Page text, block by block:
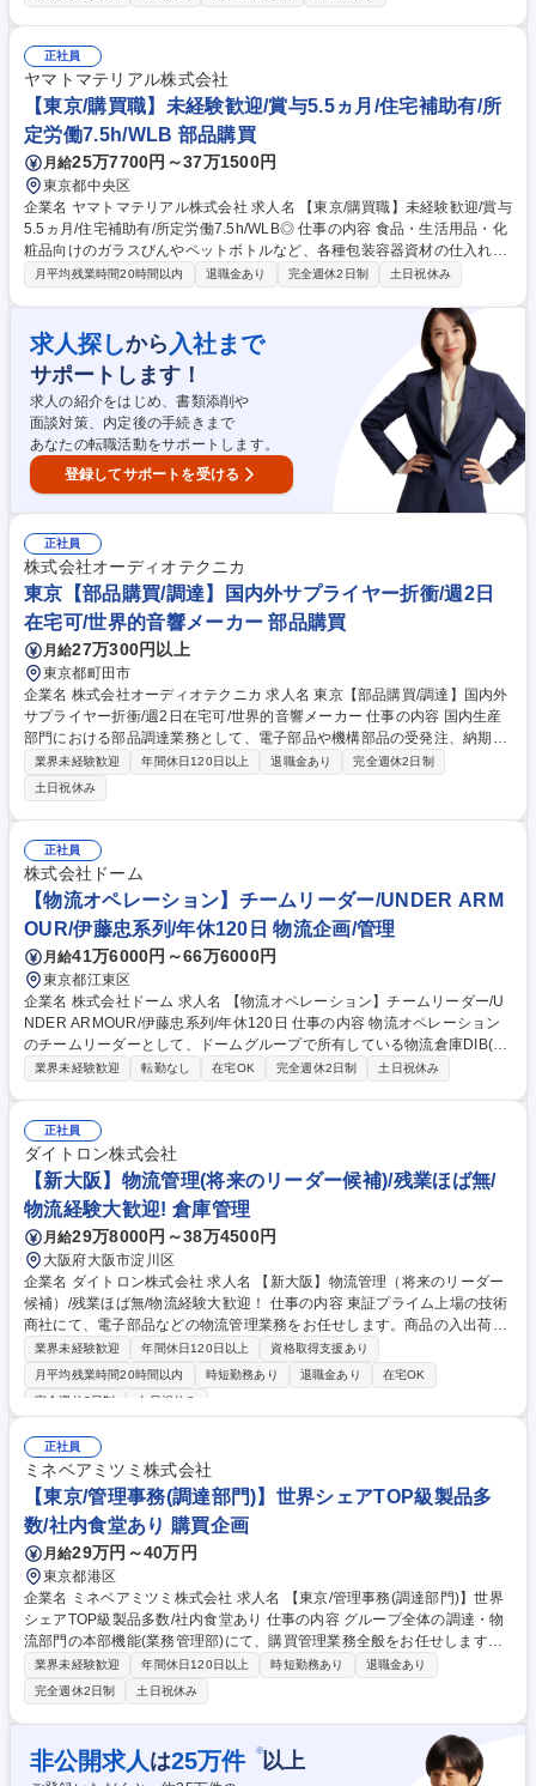
定を含め一貫して携わっていただきます。 【具体的には】■グッズの見積
もり・入稿・納品までの一連の業務 ■サプライヤーハンドリングやコス
ト・納期の交渉 ■発注書・請求書の対応や商品企画・製造ライン調整 募集
職種 ★未経験歓迎【グッズ生産管理】福利厚生・手当充実◎/CyberAgent
グループ
正社員
ヤマトマテリアル株式会社
【東京/購買職】未経験歓迎/賞与5.5ヵ月/住宅補助有/所
定労働7.5h/WLB 部品購買
月給25万7700円～37万1500円
東京都中央区
企業名 ヤマトマテリアル株式会社 求人名 【東京/購買職】未経験歓迎/賞与
5.5ヵ月/住宅補助有/所定労働7.5h/WLB◎ 仕事の内容 食品・生活用品・化
粧品向けのガラスびんやペットボトルなど、各種包装容器資材の仕入れや
取引先対応を担う購買職です。OJTにて先輩社員が丁寧に育成するため未
扱い商材（食品・生活用品・化粧品業界等に提供するガラス壜・ペットボ
トル・フィルム等各種包装容器資材）の仕入及び取引先折衝をご担当いた
だきます。※取引先は国内メーカーのため英語スキル不問です。 【出張頻
度】月1回ほど大阪支店への出張がございます。 募集職種 【東京/購買
職】未経験歓迎/賞与5.5ヵ月/住宅補助有/所定労働7.5h/WLB◎
月平均残業時間20時間以内 退職金あり 完全週休2日制 土日祝休み
求人探しから 入社まで
サポートします！
求人の紹介をはじめ、書類添削や
面談対策、内定後の手続きまで
あなたの転職活動をサポートします。
登録してサポートを受ける
正社員
株式会社オーディオテクニカ
東京【部品購買/調達】国内外サプライヤー折衝/週2日
在宅可/世界的音響メーカー 部品購買
月給27万300円以上
東京都町田市
企業名 株式会社オーディオテクニカ 求人名 東京【部品購買/調達】国内外
サプライヤー折衝/週2日在宅可/世界的音響メーカー 仕事の内容 国内生産
部門における部品調達業務として、電子部品や機構部品の受発注、納期管
理、コスト折衝、環境物質調査対応などに携わっていただきます。ご経験
に応じて新規サプライヤーの開拓もお任せします。 【詳細】■電子部品・
機構部品のSAPシステムを用いた受発注等の購買業務全般■納期管理およ
びスケジュール調整■部品コストへの折衝対応 ■品質保証部門と連携した
部品環境物質調査業務対応（chemSHERPA等を使用した情報収集、内容
確認、適否判断） ★多品種少量生産の部門にて、30社前後の担当取引先
や社内関係部署と密なコミュニケーションを取り、高品質なモノづくりに
寄与します。 募集職種 東京【部品購買/調達】国内外サプライヤー折衝/週
2日在宅可/世界的音響メーカー
業界未経験歓迎 年間休日120日以上 退職金あり
完全週休2日制
土日祝休み
正社員
株式会社ドーム
【物流オペレーション】チームリーダー/UNDER ARM
OUR/伊藤忠系列/年休120日 物流企画/管理
月給41万6000円～66万6000円
東京都江東区
企業名 株式会社ドーム 求人名 【物流オペレーション】チームリーダー/U
NDER ARMOUR/伊藤忠系列/年休120日 仕事の内容 物流オペレーション
のチームリーダーとして、ドームグループで所有している物流倉庫DIB(D
OME IWAKI BASE)を軸とした、最適な供給体制を実現することがミッシ
レーションマネジメント ■予算管理/契約管理 ■DU社（ドームユナイテッ
ド社）マネジメント 募集職種 【物流オペレーション】チームリーダー/UN
DER ARMOUR/伊藤忠系列/年休120日
業界未経験歓迎 転勤なし 在宅OK 完全週休2日制 土日祝休み
正社員
ダイトロン株式会社
【新大阪】物流管理(将来のリーダー候補)/残業ほば無/
物流経験大歓迎! 倉庫管理
月給29万8000円～38万4500円
大阪府大阪市淀川区
企業名 ダイトロン株式会社 求人名 【新大阪】物流管理（将来のリーダー
候補）/残業ほば無/物流経験大歓迎！ 仕事の内容 東証プライム上場の技術
商社にて、電子部品などの物流管理業務をお任せします。商品の入出荷、
在庫管理、納期調整等からスタートし、将来的には物流全体のスケジュー
ル管理やマネジメント業務にも挑戦できます。 【具体的には】商品の入出
荷作業や専用システムでの伝票処理、倉庫内での保管・在庫管理、梱包・
す。まずは実務を通して一連の流れや知識を身につけていただき、将来的
には物流の要となるスケジュール管理や、メンバーのマネジメントといっ
たリーダー業務もお任せしていくため、物流のスペシャリストへと着実に
キャリアアップできる環境です。 募集職種 【新大阪】物流管理（将来の
リーダー候補）/残業ほば無/物流経験大歓迎！
業界未経験歓迎 年間休日120日以上
資格取得支援あり
月平均残業時間20時間以内
時短勤務あり 退職金あり
在宅OK
完全週休2日制
土日祝休み
正社員
ミネベアミツミ株式会社
【東京/管理事務(調達部門)】世界シェアTOP級製品多
数/社内食堂あり 購買企画
月給29万円～40万円
東京都港区
企業名 ミネベアミツミ株式会社 求人名 【東京/管理事務(調達部門)】世界
シェアTOP級製品多数/社内食堂あり 仕事の内容 グループ全体の調達・物
流部門の本部機能(業務管理部)にて、購買管理業務全般をお任せします。
各種契約管理やコンプライアンス対応、新組織の業務移行支援など、事業
基盤を支える役割を担って頂きます。 【詳細】 ■取引先情報管理、および
取引基本契約管理業務■経営統合(M&A)対応■取適法、独占禁止法など行
政・コンプライアンス対応業務■CSR調達関連業務■資材部規程の管理■設
備投資対応■取引先倒産時対応■社内教育用教材の作成■会議体運営 募集職
種 【東京/管理事務(調達部門)】世界シェアTOP級製品多数/社内食堂あり
業界未経験歓迎 年間休日120日以上 時短勤務あり
退職金あり
完全週休2日制
土日祝休み
非公開求人 は25万件 ※以上